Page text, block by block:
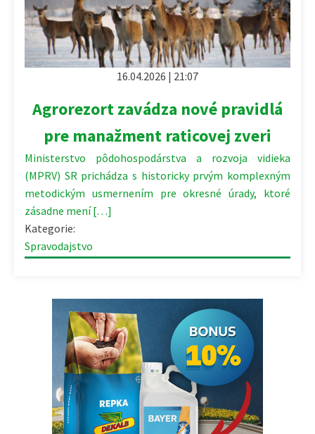
16.04.2026 | 21:07
Agrorezort zavádza nové pravidlá
pre manažment raticovej zveri
Ministerstvo pôdohospodárstva a rozvoja vidieka
(MPRV) SR prichádza s historicky prvým komplexným
Spravodajstvo